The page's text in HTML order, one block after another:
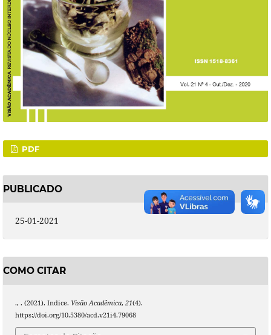
PDF
PUBLICADO
25-01-2021
COMO CITAR
., . (2021). Indice. Visão Acadêmica, 21(4).
https://doi.org/10.5380/acd.v21i4.79068